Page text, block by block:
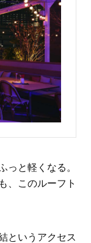
っと軽くなる。
、このルーフト
というアクセス